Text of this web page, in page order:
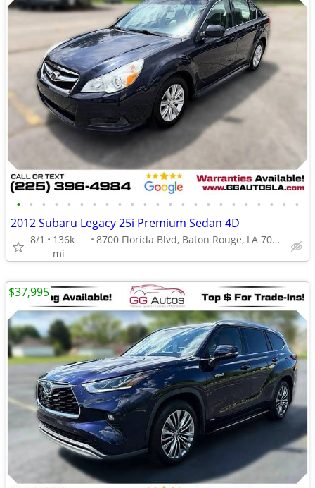
• • • • • • • • • • • • • • • • • • • • • • •
2012 Subaru Legacy 25i Premium Sedan 4D
8/1
136k
mi
8700 Florida Blvd, Baton Rouge, LA 70815
$37,995